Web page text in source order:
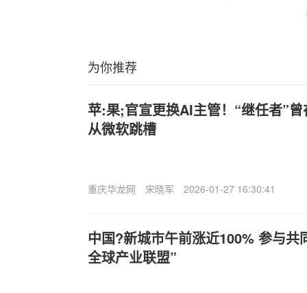
为你推荐
苹:果;官宣更换AI主管！“继任者”
从微软跳槽
重庆华龙网 宋晓军 2026-01-27 16:30:41
中国?新城市午前涨近100% 参与共
全球产业联盟”